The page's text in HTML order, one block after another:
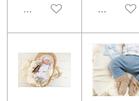
Uitgeschakeld